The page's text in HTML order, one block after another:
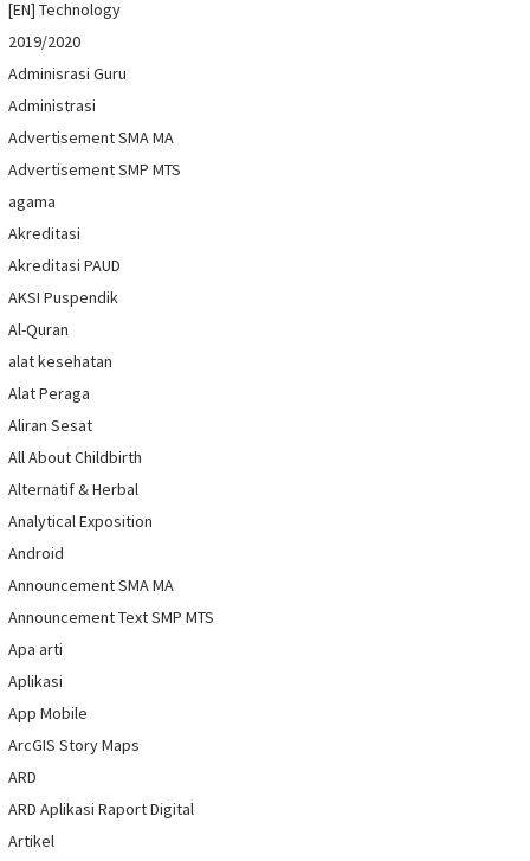
[EN] Technology
2019/2020
Adminisrasi Guru
Administrasi
Advertisement SMA MA
Advertisement SMP MTS
agama
Akreditasi
Akreditasi PAUD
AKSI Puspendik
Al-Quran
alat kesehatan
Alat Peraga
Aliran Sesat
All About Childbirth
Alternatif & Herbal
Analytical Exposition
Android
Announcement SMA MA
Announcement Text SMP MTS
Apa arti
Aplikasi
App Mobile
ArcGIS Story Maps
ARD
ARD Aplikasi Raport Digital
Artikel